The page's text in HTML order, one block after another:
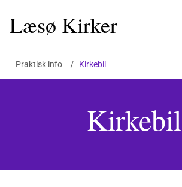
Læsø Kirker
Praktisk info / Kirkebil
Kirkebil